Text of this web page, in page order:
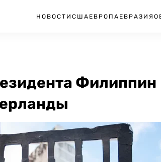
НОВОСТИ США ЕВРОПА ЕВРАЗИЯ
Филиппин